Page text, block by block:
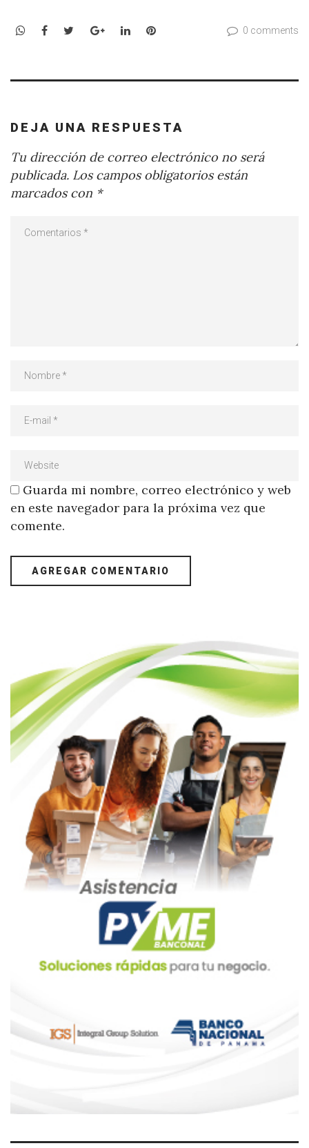
WhatsApp
Facebook
TwitterGoogle+LinkedInPinterest 0 comments
DEJA UNA RESPUESTA
Tu dirección de correo electrónico no será
publicada. Los campos obligatorios están
marcados con *
Guarda mi nombre, correo electrónico y web
en este navegador para la próxima vez que
comente.